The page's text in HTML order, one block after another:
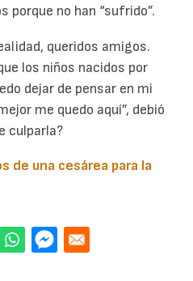
no han “sufrido”.
queridos amigos.
los niños nacidos por
dejar de pensar en mi
me quedo aquí”, debió
culparla?
de una cesárea para la